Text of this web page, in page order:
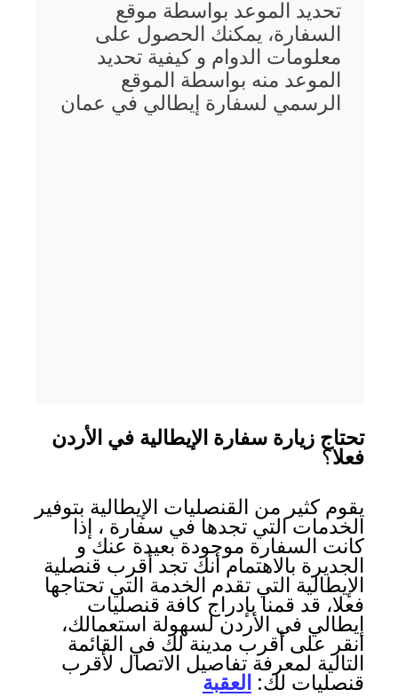
تحديد الموعد بواسطة موقع
السفارة، يمكنك الحصول على
معلومات الدوام و كيفية تحديد
الموعد منه بواسطة الموقع
الرسمي لسفارة إيطالي في عمان
تحتاج زيارة سفارة الإيطالية في الأردن
فعلا؟
يقوم كثير من القنصليات الإيطالية بتوفير
الخدمات التي تجدها في سفارة ، إذا
كانت السفارة موجودة بعيدة عنك و
الجديرة بالاهتمام أنك تجد أقرب قنصلية
الإيطالية التي تقدم الخدمة التي تحتاجها
فعلا، قد قمنا بإدراج كافة قنصليات
إيطالي في الأردن لسهولة استعمالك،
انقر على أقرب مدينة لك في القائمة
التالية لمعرفة تفاصيل الاتصال لأقرب
قنصليات لك: العقبة